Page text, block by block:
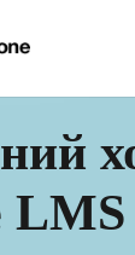
LMS